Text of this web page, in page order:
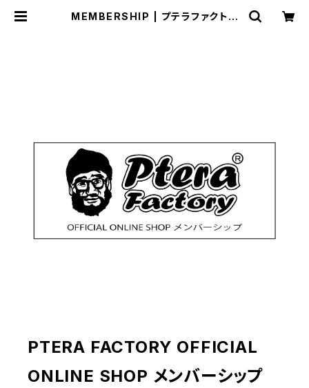
MEMBERSHIP | プテラファクトリ
PTERA FACTORY OFFICIAL
ONLINE SHOP メンバーシップ